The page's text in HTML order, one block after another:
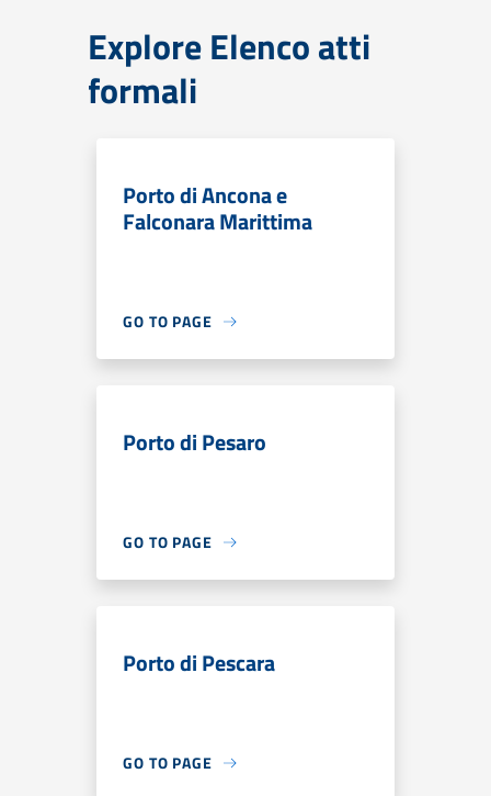
Explore Elenco atti
formali
Porto di Ancona e
Falconara Marittima
GO TO PAGE
Porto di Pesaro
GO TO PAGE
Porto di Pescara
GO TO PAGE